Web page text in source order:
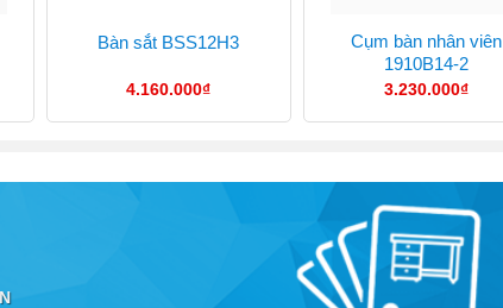
Bàn sắt BSS12H3
4.160.000₫
Cụm bàn nhân viên
1910B14-2
3.230.000₫